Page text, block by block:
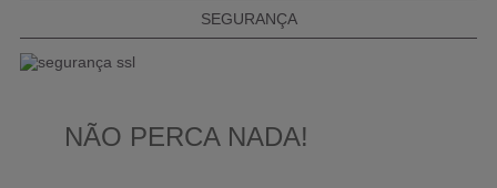
SEGURANÇA